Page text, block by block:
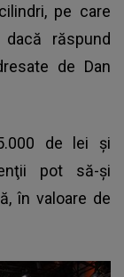
pe care
răspund
de Dan
de lei şi
pot să-şi
în valoare de